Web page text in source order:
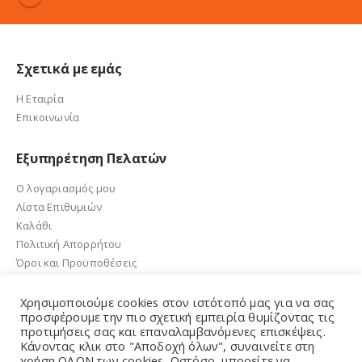
Σχετικά με εμάς
Η Εταιρία
Επικοινωνία
Εξυπηρέτηση Πελατών
Ο λογαριασμός μου
Λίστα Επιθυμιών
Καλάθι
Πολιτική Απορρήτου
Όροι και Προϋποθέσεις
e-sandalidis.gr 2021. Created by GMG Solutions
Χρησιμοποιούμε cookies στον ιστότοπό μας για να σας
προσφέρουμε την πιο σχετική εμπειρία θυμίζοντας τις
προτιμήσεις σας και επαναλαμβανόμενες επισκέψεις.
Κάνοντας κλικ στο "Αποδοχή όλων", συναινείτε στη